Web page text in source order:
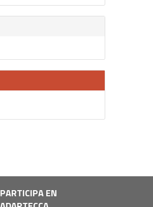
PARTICIPA EN